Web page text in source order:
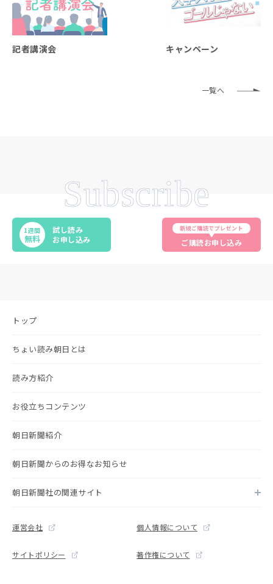
記者講演会 キャンペーン
一覧へ
Subscribe
1週間
無料
試し読み
お申し込み
新規ご購読でプレゼント
ご購読お申し込み
トップ
ちょい読み朝日とは
読み方紹介
お役立ちコンテンツ
朝日新聞紹介
朝日新聞からのお得なお知らせ
朝日新聞社の関連サイト
運営会社 個人情報について
サイトポリシー 著作権について